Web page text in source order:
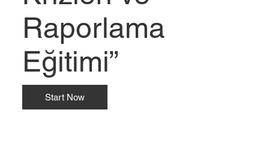
Raporlama
Eğitimi”
Start Now